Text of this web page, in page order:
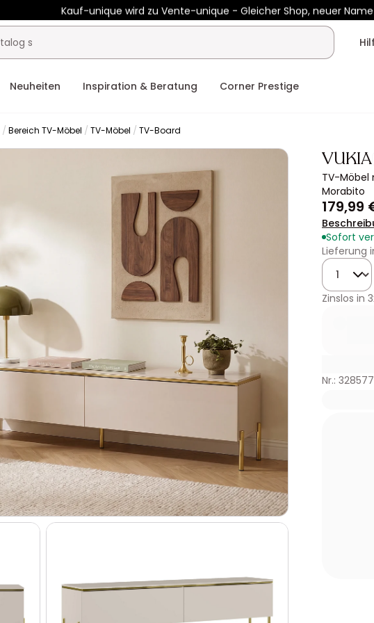
Kauf-unique wird zu Vente-unique - Gleicher Shop, neuer
-10% ab 450€ mitENJOY10auf Vente-unique-Produkte Noch:00t
Neuheiten Inspiration & Beratung Corner Prestige
Bereich TV-Möbel TV-Möbel TV-Board
VUKIA
TV-Möbel
Morabito
179,99
Sofort
Lieferung
Menge
Zinslos in
Nr.: